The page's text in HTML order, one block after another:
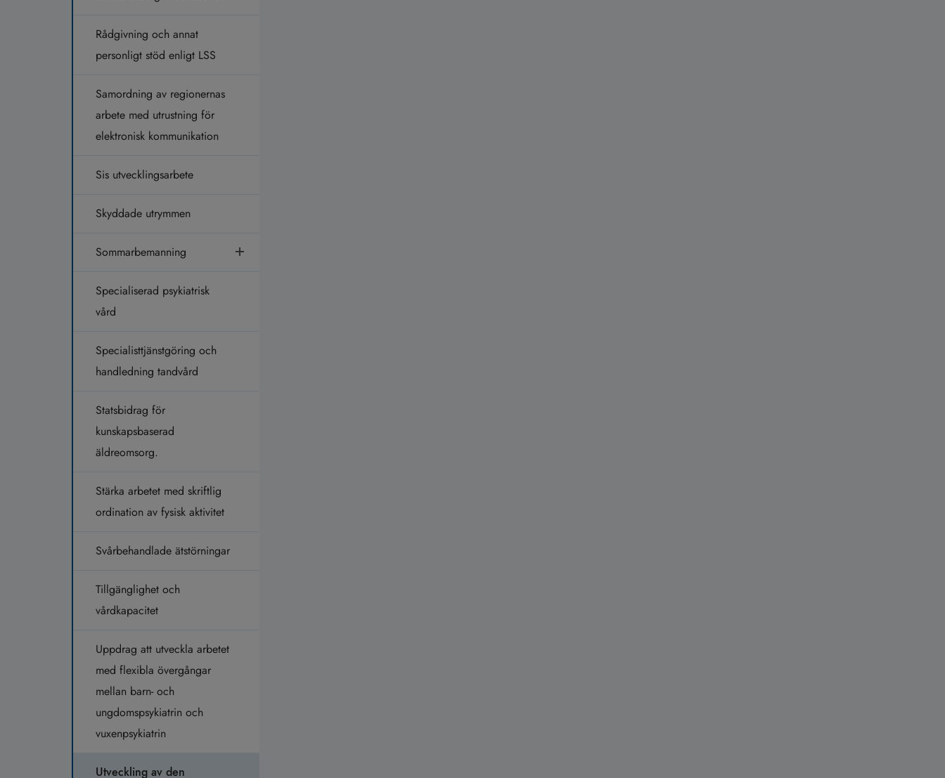
Rådgivning och annat
personligt stöd enligt LSS
Samordning av regionernas
arbete med utrustning för
elektronisk kommunikation
Sis utvecklingsarbete
Skyddade utrymmen
Sommarbemanning
Specialiserad psykiatrisk
vård
Specialisttjänstgöring och
handledning tandvård
Statsbidrag för
kunskapsbaserad
äldreomsorg.
Stärka arbetet med skriftlig
ordination av fysisk aktivitet
Svårbehandlade ätstörningar
Tillgänglighet och
vårdkapacitet
Uppdrag att utveckla arbetet
med flexibla övergångar
mellan barn- och
ungdomspsykiatrin och
vuxenpsykiatrin
Utveckling av den